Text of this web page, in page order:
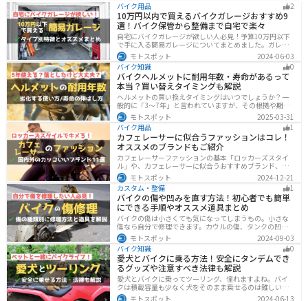
バイク用品 2
10万円以内で買えるバイクガレージおすすめ9
選！バイク保管から整備まで自宅で楽々
自宅にバイクガレージが欲しい人必見！予算10万円以下
で手に入る簡易ガレージについてまとめました。ガレー
ジの種類やメリットデメリットからオススメ商品まで徹
底解説しますので、自宅にセキュリティの高いバイク保
管庫や整備場所が欲しい方は参考にしてください。
モトスポット
2024-06-03
バイク知識
0
バイクヘルメットに耐用年数・寿命があるって
本当？買い替えタイミングも解説
ヘルメットの買い換えタイミングはいつでしょうか？一
般的に「3〜7年」と言われていますが、その根拠や期限
前でも早めに交換した方がいいケースを紹介します。安
全にバイクに乗るためにもヘルメットの寿命についてし
っかりと理解しておきましょう。
モトスポット
2025-03-31
バイク用品
1
カフェレーサーに似合うファッションはコレ！
オススメのブランドもご紹介
カフェレーサーファッションの基本「ロッカーズスタイ
ル」や、カフェレーサーに似合うおすすめブランド、定
番アイテムを詳しく紹介。個性を引き立てるコーデのコ
ツや季節に合ったアイテム選び、愛車とのマッチング方
法も解説します。
モトスポット
2024-12-21
カスタム・整備
1
バイクの傷や凹みを直す方法！初心者でも簡単
にできる手順やオススメ道具まとめ
バイクの傷は小さくても気になってしまうもの。小さな
傷なら自分で修理できます。カウルの傷、タンクの凹
み、サビ、樹脂の劣化、ホイールの傷などあらゆる傷の
修理方法をまとめました。自分でバイクの傷を直したい
と思っている人は参考にしてください。
モトスポット
2024-09-03
バイク知識
0
愛犬とバイクに乗る方法！安全にタンデムでき
るグッズや注意すべき法律も解説
愛犬とバイクに乗ってツーリング、憧れますよね。バイ
クは積載容量も少なく犬をそのまま乗せるのは難しいで
すが、専用アイテムを使えば実現できます。この記事で
モトスポット 2024-06-13